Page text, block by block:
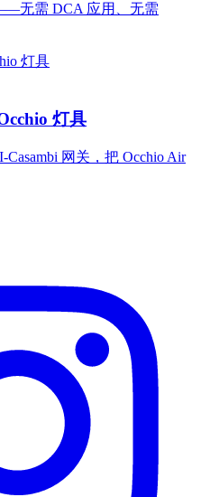
无需 DCA 应用、无需
灯具
Casambi 网关，把 Occhio Air